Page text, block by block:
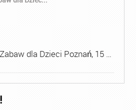
dla Dzieci Poznań, 15 …